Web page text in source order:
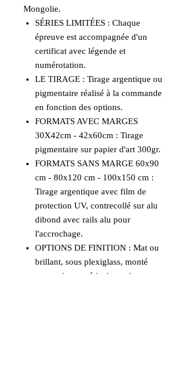
Mongolie.
SÉRIES LIMITÉES : Chaque
épreuve est accompagnée d'un
certificat avec légende et
numérotation.
LE TIRAGE : Tirage argentique ou
pigmentaire réalisé à la commande
en fonction des options.
FORMATS AVEC MARGES
30X42cm - 42x60cm : Tirage
pigmentaire sur papier d'art 300gr.
FORMATS SANS MARGE 60x90
cm - 80x120 cm - 100x150 cm :
Tirage argentique avec film de
protection UV, contrecollé sur alu
dibond avec rails alu pour
l'accrochage.
OPTIONS DE FINITION : Mat ou
brillant, sous plexiglass, monté
sous caisse américaine noire ou